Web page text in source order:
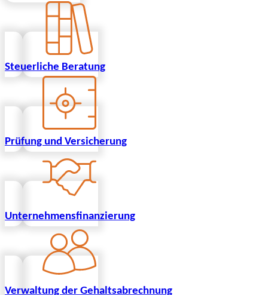
Steuerliche Beratung
Prüfung und Versicherung
Unternehmensfinanzierung
Verwaltung der Gehaltsabrechnung